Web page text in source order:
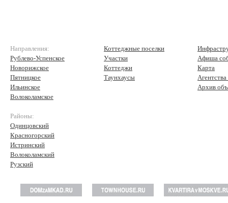
Направления:
Рублево-Успенское
Новорижское
Пятницкое
Ильинское
Волоколамское
Районы:
Одинцовский
Красногорский
Истринский
Волоколамский
Рузский
Коттеджные поселки
Участки
Коттеджи
Таунхаусы
Афиша
Карта
Архив